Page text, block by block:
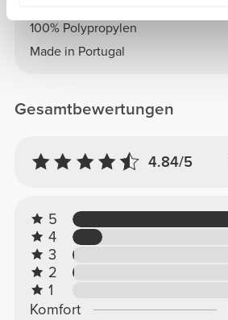
100% Polypropylen
Made in Portugal
Gesamtbewertungen
4.84/5
5
4
3
2
1
Komfort